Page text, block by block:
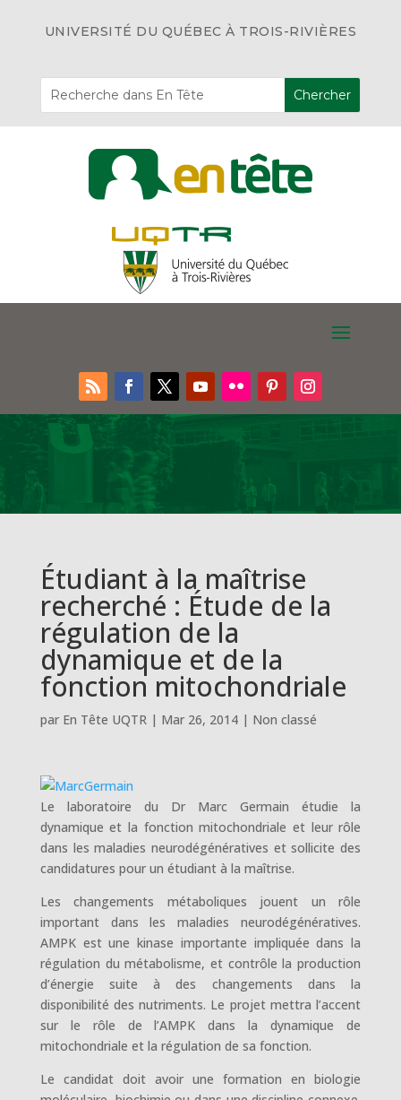
UNIVERSITÉ DU QUÉBEC À TROIS-RIVIÈRES
Étudiant à la maîtrise
recherché : Étude de la
régulation de la
dynamique et de la
fonction mitochondriale
par En Tête UQTR| Mar 26, 2014| Non classé
Le laboratoire du Dr Marc Germain étudie la
dynamique et la fonction mitochondriale et leur rôle
dans les maladies neurodégénératives et sollicite des
candidatures pour un étudiant à la maîtrise.
Les changements métaboliques jouent un rôle
important dans les maladies neurodégénératives.
AMPK est une kinase importante impliquée dans la
régulation du métabolisme, et contrôle la production
d’énergie suite à des changements dans la
disponibilité des nutriments. Le projet mettra l’accent
sur le rôle de l’AMPK dans la dynamique de
mitochondriale et la régulation de sa fonction.
Le candidat doit avoir une formation en biologie